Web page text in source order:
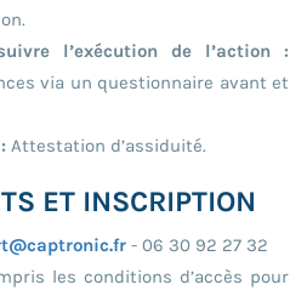
l’exécution de l’action :
via un questionnaire avant et
Attestation d’assiduité.
ET INSCRIPTION
- 06 30 92 27 32
les conditions d’accès pour